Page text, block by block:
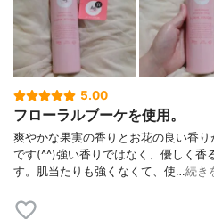
5.00
フローラルブーケを使用。
爽やかな果実の香りとお花の良い香
です(^^)強い香りではなく、優しく香
す。肌当たりも強くなくて、使…続き